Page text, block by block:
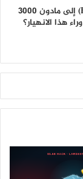
انخفاض سعر الايثيريوم (ETH) إلى مادون 3000